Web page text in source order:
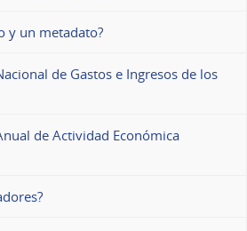
y un metadato?
de Gastos e Ingresos de los
de Actividad Económica